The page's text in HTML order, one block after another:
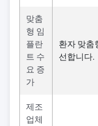
맞춤
형 임
플란
트 수
요 증
가
환자 맞춤
선합니다.
제조
업체